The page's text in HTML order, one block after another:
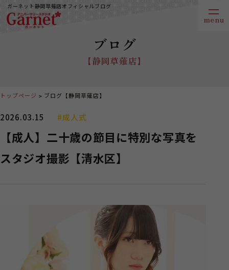
ガーネット静岡草薙店オフィシャルブログ
ブログ
【静岡草薙店】
2026.03.15 #成人式
【成人】二十歳の節目に特別な写真を
スタジオ撮影【清水区】
トップページ ブログ【静岡草薙店】